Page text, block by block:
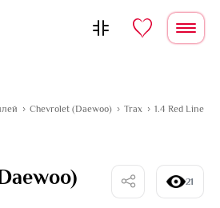
Chevrolet (Daewoo) Trax
1.4 Red Line
21